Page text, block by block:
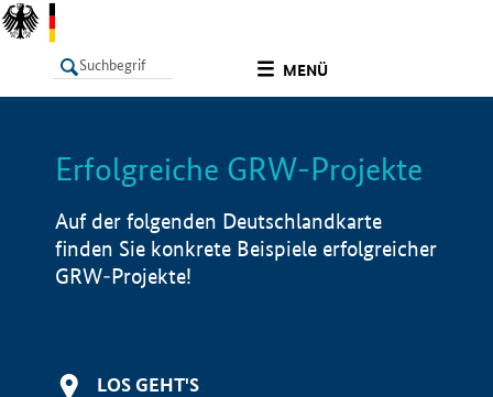
MENÜ
LISTE Info
Erfolgreiche GRW-Projekte
Auf der folgenden Deutschlandkarte
finden Sie konkrete Beispiele erfolgreicher
GRW-Projekte!
LOS GEHT'S